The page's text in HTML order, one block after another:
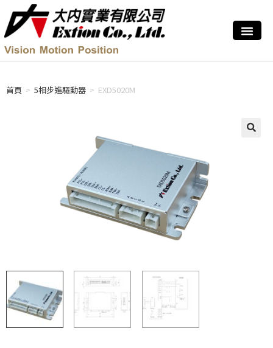
首頁 > 5相步進驅動器 > EXD5020M